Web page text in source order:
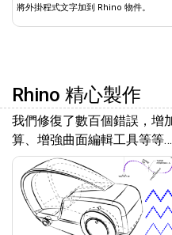
將外掛程式文字加到 Rhino 物件。
Rhino 精心製作
我們修復了數百個錯誤，增
算、增強曲面編輯工具等等…